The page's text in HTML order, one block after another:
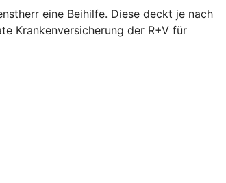
eine Beihilfe. Diese deckt je nach
Krankenversicherung der R+V für